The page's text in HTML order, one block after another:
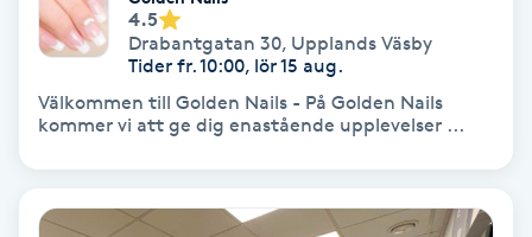
Gellack med förstärkning
Gravidmassage
4.5
Drabantgatan 30, Upplands Väsby
Tider fr. 10:00, lör 15 aug.
Välkommen till Golden Nails - På Golden Nails
kommer vi att ge dig enastående upplevelser ...